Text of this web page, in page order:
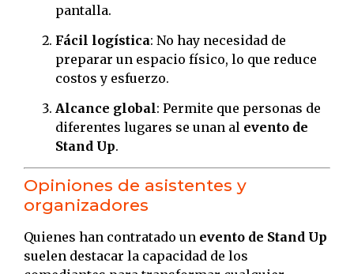
pantalla.
Fácil logística: No hay necesidad de
preparar un espacio físico, lo que reduce
costos y esfuerzo.
Alcance global: Permite que personas de
diferentes lugares se unan al evento de
Stand Up.
Opiniones de asistentes y
organizadores
Quienes han contratado un evento de Stand Up
suelen destacar la capacidad de los